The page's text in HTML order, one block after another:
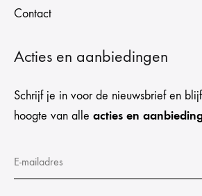
Contact
Acties en aanbiedingen
Schrijf je in voor de nieuwsbrief en
hoogte van alle acties en